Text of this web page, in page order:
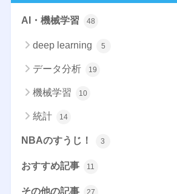
AI・機械学習 48
deep learning 5
データ分析 19
機械学習 10
統計 14
NBAのすうじ！ 3
おすすめ記事 11
その他の記事 27